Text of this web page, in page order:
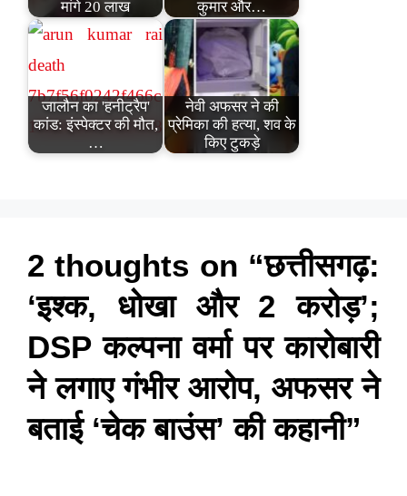
मांगे 20 लाख कुमार और…
जालौन का 'हनीट्रैप'
कांड: इंस्पेक्टर की मौत,
…
नेवी अफसर ने की
प्रेमिका की हत्या, शव के
किए टुकड़े
2 thoughts on “छत्तीसगढ़:
‘इश्क, धोखा और 2 करोड़’;
DSP कल्पना वर्मा पर कारोबारी
ने लगाए गंभीर आरोप, अफसर ने
बताई ‘चेक बाउंस’ की कहानी”